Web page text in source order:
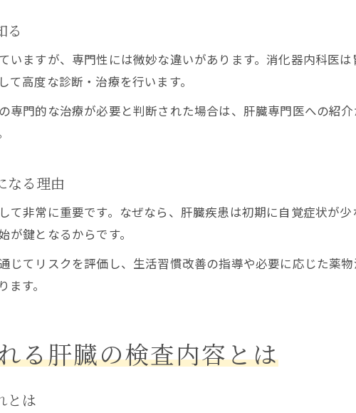
消化器内科で経験豊富な専門医の診療が安心
消化器内科での専門医相談時のポイント
健康診断後に知りたい消化器内科の基礎知識
消化器内科での肝臓ケア習慣のアドバイス
消化器内科で受ける肝臓疾患リスク評価法
る
いますが、専門性には微妙な違いがあります。消化器内科医
高度な診断・治療を行います。
専門的な治療が必要と判断された場合は、肝臓専門医への紹
なる理由
て非常に重要です。なぜなら、肝臓疾患は初期に自覚症状が
鍵となるからです。
じてリスクを評価し、生活習慣改善の指導や必要に応じた薬
す。
る肝臓の検査内容とは
とは